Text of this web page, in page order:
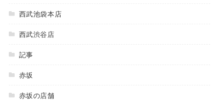
西武池袋本店
西武渋谷店
記事
赤坂
赤坂の店舗